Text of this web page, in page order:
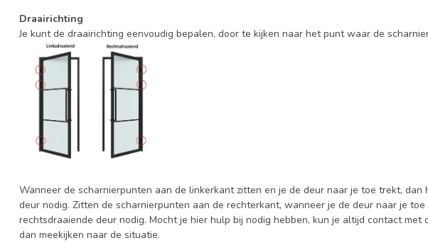
Draairichting
Je kunt de draairichting eenvoudig bepalen, door te kijken naar het punt waar de
Wanneer de scharnierpunten aan de linkerkant zitten en je de deur naar je toe trekt, dan
deur nodig. Zitten de scharnierpunten aan de rechterkant, wanneer je de deur naar je
rechtsdraaiende deur nodig. Mocht je hier hulp bij nodig hebben, kun je altijd contact met
dan meekijken naar de situatie.